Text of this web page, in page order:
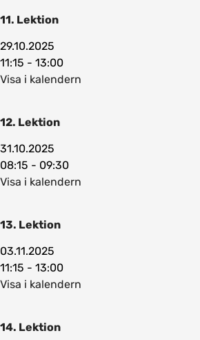
11. Lektion
29.10.2025
11:15 - 13:00
Visa i kalendern
12. Lektion
31.10.2025
08:15 - 09:30
Visa i kalendern
13. Lektion
03.11.2025
11:15 - 13:00
Visa i kalendern
14. Lektion